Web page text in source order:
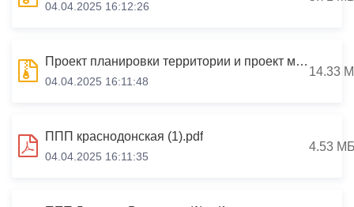
04.04.2025 16:12:26
Проект планировки территории и проект межевания территории района Логистика, г. Владикавказ, РСО-Алания
04.04.2025 16:11:48
14.33
ППП краснодонская (1).pdf
04.04.2025 16:11:35
4.53